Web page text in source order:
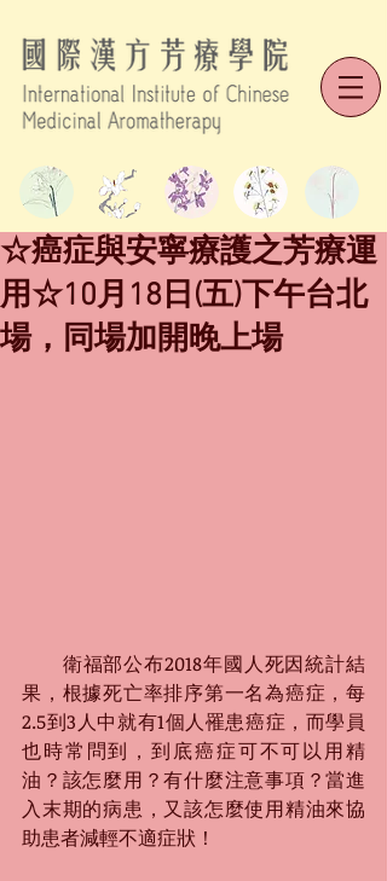
☆癌症與安寧療護之芳療運
用☆10月18日(五)下午台北
場，同場加開晚上場
衛福部公布2018年國人死因統計結
果，根據死亡率排序第一名為癌症，每
2.5到3人中就有1個人罹患癌症，而學員
也時常問到，到底癌症可不可以用精
油？該怎麼用？有什麼注意事項？當進
入末期的病患，又該怎麼使用精油來協
助患者減輕不適症狀！